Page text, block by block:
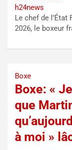
h24news
Le chef de
2026, le boxeur
Boxe
Boxe: «
que
à moi »